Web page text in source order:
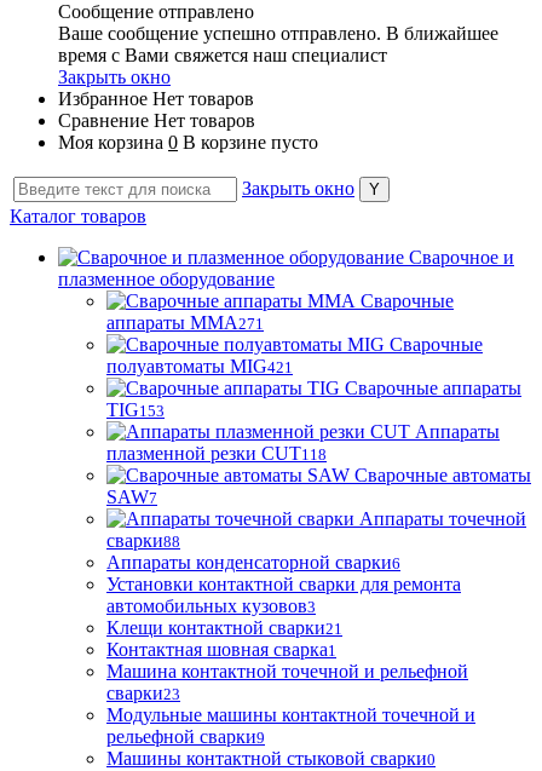
Сообщение отправлено
Ваше сообщение успешно отправлено. В ближайшее
время с Вами свяжется наш специалист
Закрыть окно
Избранное Нет товаров
Сравнение Нет товаров
Моя корзина 0 В корзине пусто
Закрыть окно
Каталог товаров
Сварочное и
плазменное оборудование
Сварочные
аппараты MMA271
Сварочные
полуавтоматы MIG421
Сварочные аппараты
TIG153
Аппараты
плазменной резки CUT118
Сварочные автоматы
SAW7
Аппараты точечной
сварки88
Аппараты конденсаторной сварки6
Установки контактной сварки для ремонта
автомобильных кузовов3
Клещи контактной сварки21
Контактная шовная сварка1
Машина контактной точечной и рельефной
сварки23
Модульные машины контактной точечной и
рельефной сварки9
Машины контактной стыковой сварки0